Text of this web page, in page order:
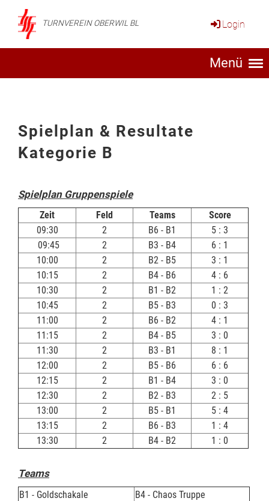
TURNVEREIN OBERWIL BL Login
Menü
Spielplan & Resultate
Kategorie B
Spielplan Gruppenspiele
Zeit Feld Teams
Score
09:30
2 B6 - B1
5 : 3
09:45
2 B3 - B4
6 : 1
10:00
2 B2 - B5
3 : 1
10:15
2 B4 - B6
4 : 6
10:30
2 B1 - B2
1 : 2
10:45
2 B5 - B3
0 : 3
11:00
2 B6 - B2
4 : 1
11:15
2 B4 - B5
3 : 0
11:30
2 B3 - B1
8 : 1
12:00
2 B5 - B6
6 : 6
12:15
2 B1 - B4
3 : 0
12:30
2 B2 - B3
2 : 5
13:00
2 B5 - B1
5 : 4
13:15
2 B6 - B3
1 : 4
13:30
2 B4 - B2 1 : 0
Teams
B1 - Goldschakale
B4 - Chaos Truppe